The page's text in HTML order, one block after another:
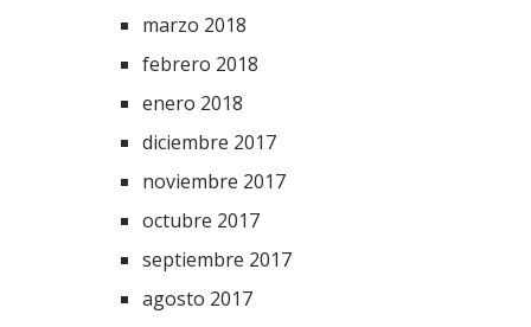
marzo 2018
febrero 2018
enero 2018
diciembre 2017
noviembre 2017
octubre 2017
septiembre 2017
agosto 2017